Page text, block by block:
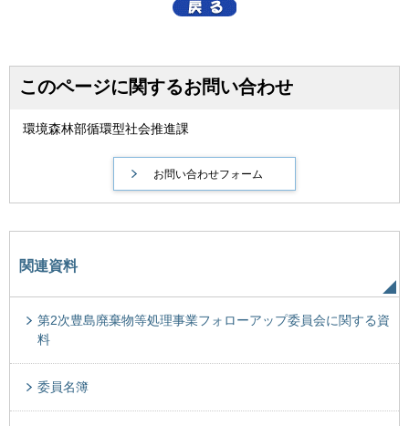
このページに関するお問い合わせ
環境森林部循環型社会推進課
関連資料
第2次豊島廃棄物等処理事業フォローアップ委員会に関する資
料
委員名簿